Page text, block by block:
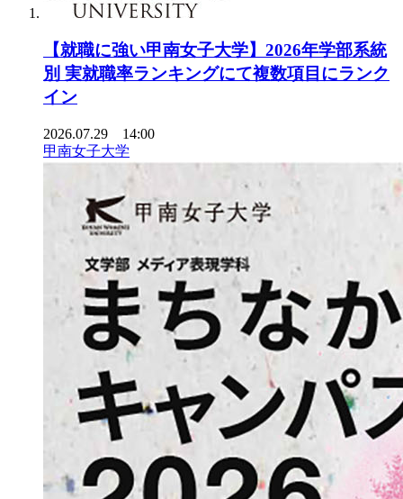
【就職に強い甲南女子大学】2026年学部系統
別 実就職率ランキングにて複数項目にランク
イン
2026.07.29 14:00
甲南女子大学